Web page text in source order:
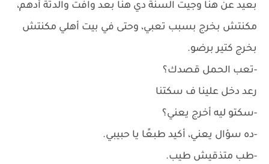
بعيد عن هنا وجيت السنة دي هنا بعد وافت والدتة أدهم،
مكنتش بخرج بسبب تعبي، وحتى في بيت أهلي مكنتش
بخرج كتير برضو.
-تعب الحمل قصدك؟
رعد دخل علينا ف سكتنا
-سكتو ليه أخرج يعني؟
-ده سؤال يعني، أكيد طبعًا يا حبيبي.
-طب متذقيش طيب.